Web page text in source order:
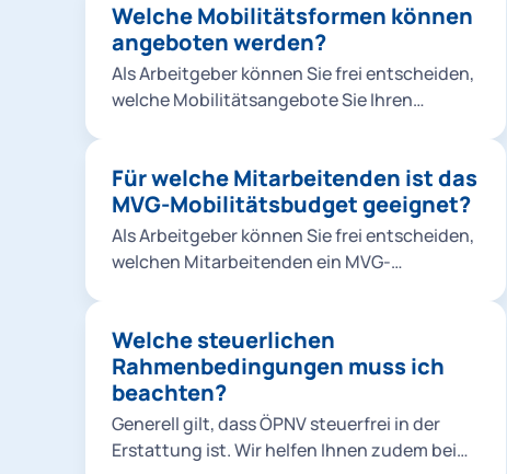
anzubieten. Es ermöglicht Ihnen, der stetig
steigenden Nachfrage nach alternativen
Mobilitätsangeboten im urbanen Raum
gerecht zu werden und sich damit als
Welche Mobilitätsformen können
angeboten werden?
Als Arbeitgeber können Sie frei entscheiden,
welche Mobilitätsangebote Sie Ihren
Sie wählen: ÖPNV: Nah- und Regionalverkehr
innerhalb Deutschlands im Rahmen des
Deutschlandticket Job oder U-Bahn, S-
Bahn, Bus und Tram im MVV-Gebiet Sharing-
empfehlen grundsätzlich, Ihren
Mitarbeitenden alle Angebote zur
Verfügung zu stellen - für größtmögliche
Flexibilität. Sie können den Rahmen aber
selbstverständlich frei wählen.
Für welche Mitarbeitenden ist das
MVG-Mobilitätsbudget geeignet?
Als Arbeitgeber können Sie frei entscheiden,
welchen Mitarbeitenden ein MVG-
Einschränkung, egal ob Auszubildende,
Werkstudierende, Festangestellte oder
Führungskräfte. Bei Bedarf können
verschiedenen Personen, Gruppen etc.
individuelle Budgethöhen zugewiesen
Welche steuerlichen
Rahmenbedingungen muss ich
beachten?
Generell gilt, dass ÖPNV steuerfrei in der
Erstattung ist. Wir helfen Ihnen zudem bei